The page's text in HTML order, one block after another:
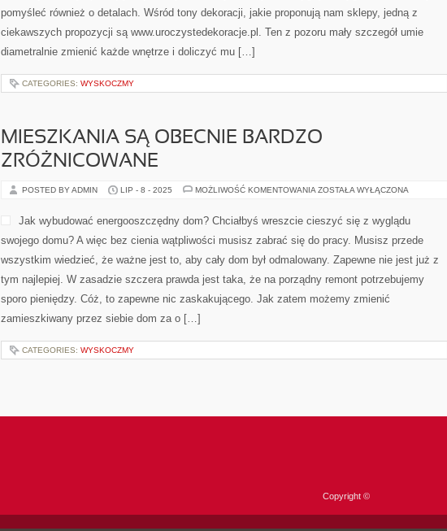
pomyśleć również o detalach. Wśród tony dekoracji, jakie proponują nam sklepy, jedną z
ciekawszych propozycji są www.uroczystedekoracje.pl. Ten z pozoru mały szczegół umie
diametralnie zmienić każde wnętrze i doliczyć mu […]
CATEGORIES: WYSKOCZMY
MIESZKANIA SĄ OBECNIE BARDZO
ZRÓŻNICOWANE
POSTED BY ADMIN LIP - 8 - 2025 MOŻLIWOŚĆ KOMENTOWANIA MIESZKANIA
BARDZO
ZRÓŻNICOWANE
ZOSTAŁA WYŁĄCZONA
Jak wybudować energooszczędny dom? Chciałbyś wreszcie cieszyć się z wyglądu
swojego domu? A więc bez cienia wątpliwości musisz zabrać się do pracy. Musisz przede
wszystkim wiedzieć, że ważne jest to, aby cały dom był odmalowany. Zapewne nie jest już z
tym najlepiej. W zasadzie szczera prawda jest taka, że na porządny remont potrzebujemy
sporo pieniędzy. Cóż, to zapewne nic zaskakującego. Jak zatem możemy zmienić
zamieszkiwany przez siebie dom za o […]
CATEGORIES: WYSKOCZMY
Copyright ©